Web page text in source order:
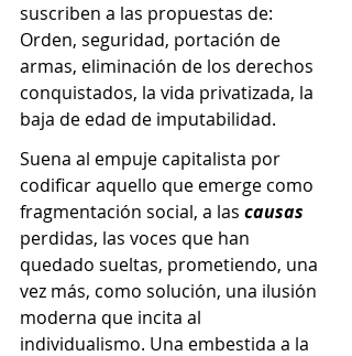
suscriben a las propuestas de:
Orden, seguridad, portación de
armas, eliminación de los derechos
conquistados, la vida privatizada, la
baja de edad de imputabilidad.
Suena al empuje capitalista por
codificar aquello que emerge como
fragmentación social, a las causas
perdidas, las voces que han
quedado sueltas, prometiendo, una
vez más, como solución, una ilusión
moderna que incita al
individualismo. Una embestida a la